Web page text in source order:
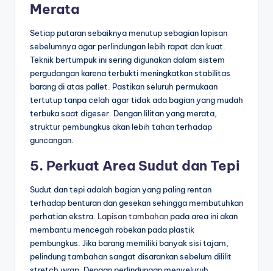
Merata
Setiap putaran sebaiknya menutup sebagian lapisan
sebelumnya agar perlindungan lebih rapat dan kuat.
Teknik bertumpuk ini sering digunakan dalam sistem
pergudangan karena terbukti meningkatkan stabilitas
barang di atas pallet. Pastikan seluruh permukaan
tertutup tanpa celah agar tidak ada bagian yang mudah
terbuka saat digeser. Dengan lilitan yang merata,
struktur pembungkus akan lebih tahan terhadap
guncangan.
5. Perkuat Area Sudut dan Tepi
Sudut dan tepi adalah bagian yang paling rentan
terhadap benturan dan gesekan sehingga membutuhkan
perhatian ekstra. Lapisan tambahan pada area ini akan
membantu mencegah robekan pada plastik
pembungkus. Jika barang memiliki banyak sisi tajam,
pelindung tambahan sangat disarankan sebelum dililit